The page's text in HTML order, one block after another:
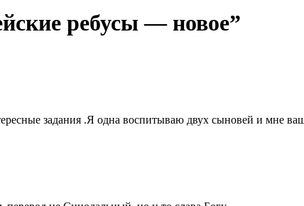
ребусы — новое”
задания .Я одна воспитываю двух сыновей и мне